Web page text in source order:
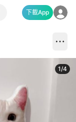
下載App
1/4